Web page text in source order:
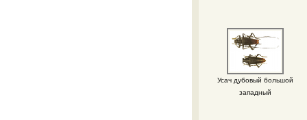
Усач дубовый большой
западный